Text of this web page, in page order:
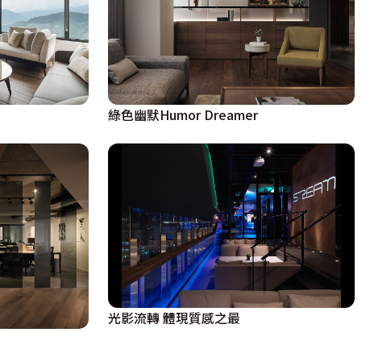
綠色幽默Humor Dreamer
光影流轉 體現質感之最